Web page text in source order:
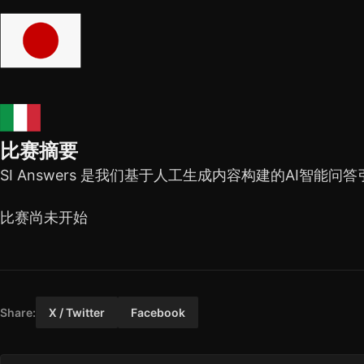
比赛摘要
SI Answers 是我们基于人工生成内容构建的AI智能问答
比赛尚未开始
Share: X / Twitter Facebook